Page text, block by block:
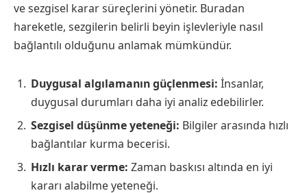
ve sezgisel karar süreçlerini yönetir. Buradan
hareketle, sezgilerin belirli beyin işlevleriyle nasıl
bağlantılı olduğunu anlamak mümkündür.
Duygusal algılamanın güçlenmesi: İnsanlar,
duygusal durumları daha iyi analiz edebilirler.
Sezgisel düşünme yeteneği: Bilgiler arasında hızlı
bağlantılar kurma becerisi.
Hızlı karar verme: Zaman baskısı altında en iyi
kararı alabilme yeteneği.